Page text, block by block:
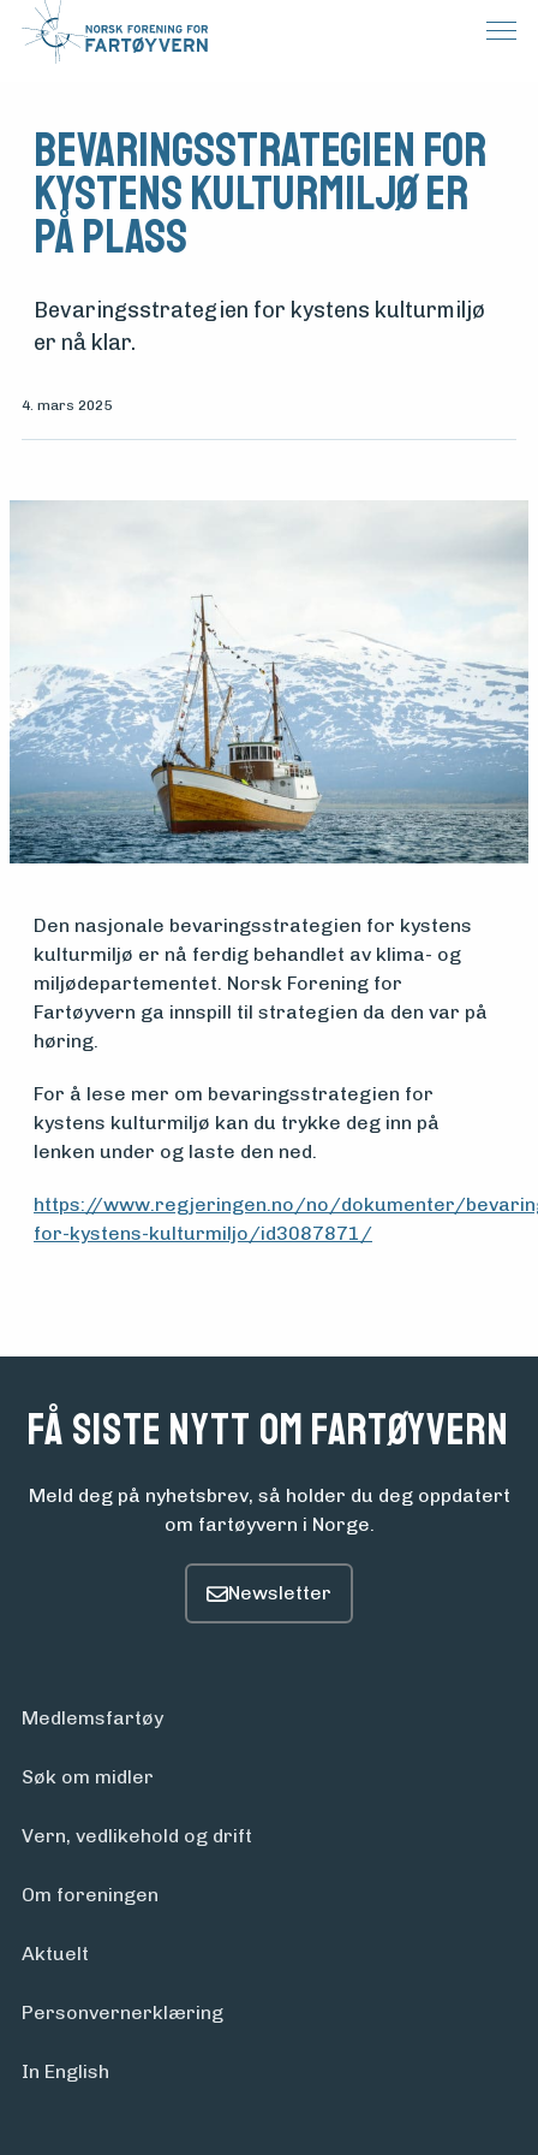
om
midler
Vern,
og drift
Om
foreningen
Aktuelt
Arrangementer
Bevaringsstrategien for
kystens kulturmiljø er
på plass
Bevaringsstrategien for kystens kulturmiljø
er nå klar.
4. mars 2025
Den nasjonale bevaringsstrategien for kystens
kulturmiljø er nå ferdig behandlet av klima- og
miljødepartementet. Norsk Forening for
Fartøyvern ga innspill til strategien da den var på
høring.
For å lese mer om bevaringsstrategien for
kystens kulturmiljø kan du trykke deg inn på
lenken under og laste den ned.
https://www.regjeringen.no/no/dokumenter/
for-kystens-kulturmiljo/id3087871/
Få siste nytt om fartøyvern
Meld deg på nyhetsbrev, så holder du deg oppdatert
om fartøyvern i Norge.
Medlemsfartøy
Søk om midler
Vern, vedlikehold og drift
Om foreningen
Aktuelt
Personvern­erklæring
In English